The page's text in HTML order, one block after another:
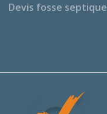
Devis fosse septique